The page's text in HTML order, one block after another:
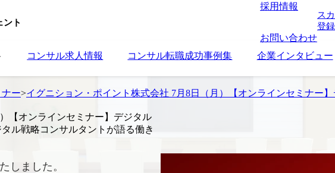
ント
採用情報
お問い合わせ
ス
登
コンサル求人情報 コンサル転職成功事例集 企業インタビュー
ー>イグニション・ポイント株式会社 7月8日（月）【オンラインセミナー
【オンラインセミナー】デジタル
ル戦略コンサルタントが語る働き
しました。